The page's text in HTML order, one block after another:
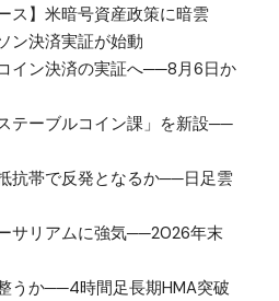
ス】米暗号資産政策に暗雲
決済実証が始動
イン決済の実証へ──8月6日か
テーブルコイン課」を新設──
抗帯で反発となるか──日足雲
サリアムに強気──2026年末
うか──4時間足長期HMA突破